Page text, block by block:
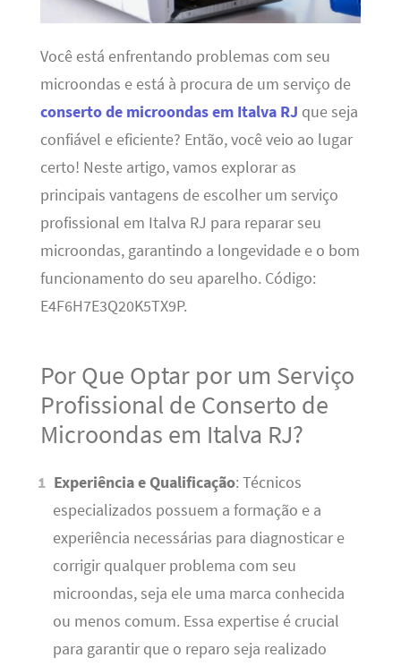
Você está enfrentando problemas com seu
microondas e está à procura de um serviço de
conserto de microondas em Italva RJ que seja
confiável e eficiente? Então, você veio ao lugar
certo! Neste artigo, vamos explorar as
principais vantagens de escolher um serviço
profissional em Italva RJ para reparar seu
microondas, garantindo a longevidade e o bom
funcionamento do seu aparelho. Código:
E4F6H7E3Q20K5TX9P.
Por Que Optar por um Serviço
Profissional de Conserto de
Microondas em Italva RJ?
Experiência e Qualificação: Técnicos
especializados possuem a formação e a
experiência necessárias para diagnosticar e
corrigir qualquer problema com seu
microondas, seja ele uma marca conhecida
ou menos comum. Essa expertise é crucial
para garantir que o reparo seja realizado